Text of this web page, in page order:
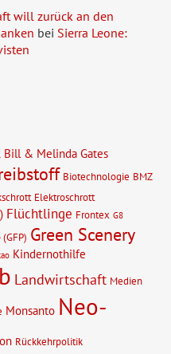
will zurück an den
bei Sierra Leone:
Bill & Melinda Gates
Biotechnologie BMZ
Elektroschrott
Flüchtlinge Frontex G8
Green Scenery
Kindernothilfe
Landwirtschaft Medien
Monsanto Neo-
Rückkehrpolitik